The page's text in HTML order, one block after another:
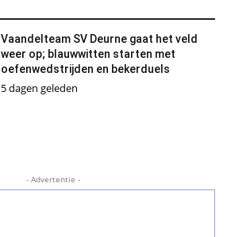
Vaandelteam SV Deurne gaat het veld
weer op; blauwwitten starten met
oefenwedstrijden en bekerduels
5 dagen geleden
- Advertentie -